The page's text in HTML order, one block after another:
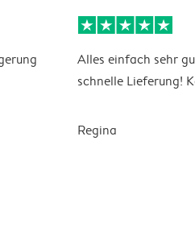
Alles einfach sehr
schnelle Lieferung!
Regina